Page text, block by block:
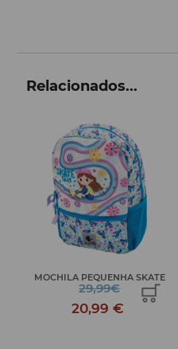
Relacionados...
MOCHILA PEQUENHA SKATE
29,99€
20,99 €